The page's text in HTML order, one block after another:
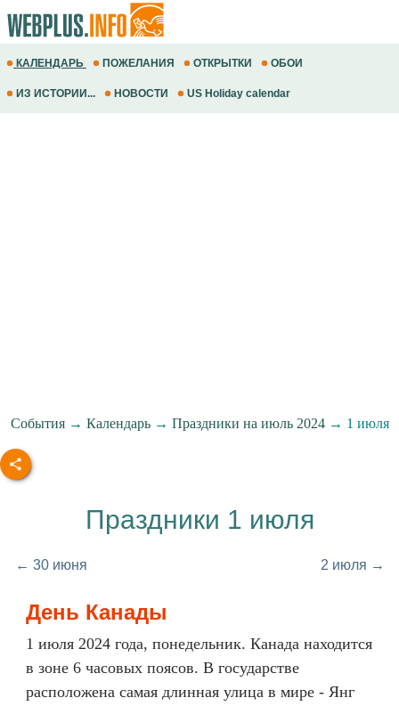
КАЛЕНДАРЬ ПОЖЕЛАНИЯ ОТКРЫТКИ ОБОИ
ИЗ ИСТОРИИ... НОВОСТИ US Holiday calendar
События→ Календарь→ Праздники на июль 2024→ 1 июля
Праздники 1 июля
← 30 июня 2 июля →
День Канады
1 июля 2024 года, понедельник. Канада находится
в зоне 6 часовых поясов. В государстве
расположена самая длинная улица в мире - Янг